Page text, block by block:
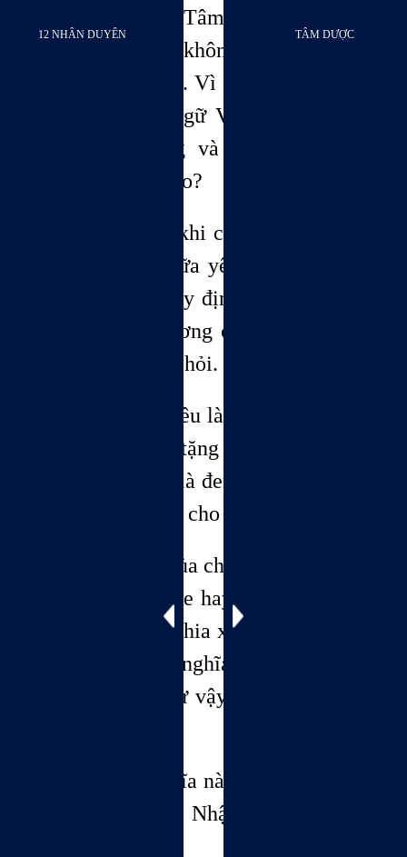
Nhưng trong Tâm Lý học của
phương Tây lại không có định nghĩa
cho tình thương. Vì vậy, chúng ta sẽ
sử dụng ngôn ngữ Việt để tìm hiểu
về tình thương và tình yêu khác
nhau như thế nào?
Chú ơi, Trước khi chú phân tích về
sự khác biệt giữa yêu thương, cháu
có thắc mắc, vậy định nghĩa về tình
yêu và tình thương của chú như thế
nào? Diệu Hiền hỏi.
Theo tôi, tình yêu là đem hạnh phúc
và an vui hiến tặng cho một người,
và tình thương là đem hạnh phúc và
an vui hiến tặng cho nhiều người.
A, định nghĩa của chú về tình yêu và
tình thương nghe hay, và hợp lý quá
há, chú có thể chia xẻ lý do, tại sao,
chú lại có định nghĩa về tình yêu và
tình thương như vậy không? Hoàng
Vì hai định nghĩa này được dựa trên
góc độ Cho và Nhận trong tâm lý
12 NHÂN DUYÊN TÂM DƯỢC